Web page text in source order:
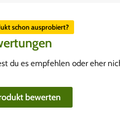
schon ausprobiert?
du es empfehlen oder eher
bewerten